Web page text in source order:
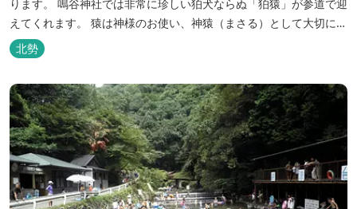
ります。 鳴谷神社では非常に珍しい狛犬ならぬ「狛猿」が参道で迎
えてくれます。 猿は神様のお使い、神猿（まさる）として大切にさ
れてきました。 「見ざる」「言わざる」「聞かざる」の教えは良い
ことだけを聞いて、見て、悪口を言わなければ運が開け、幸せを招
くということ。 置かれている場所や立場でベストを尽くすパワーを
授けてもらえます。...
北勢